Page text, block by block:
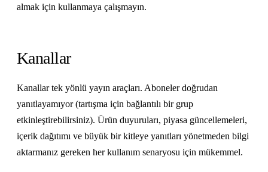
almak için kullanmaya çalışmayın.
Kanallar
Kanallar tek yönlü yayın araçları. Aboneler doğrudan
yanıtlayamıyor (tartışma için bağlantılı bir grup
etkinleştirebilirsiniz). Ürün duyuruları, piyasa güncellemeleri,
içerik dağıtımı ve büyük bir kitleye yanıtları yönetmeden bilgi
aktarmanız gereken her kullanım senaryosu için mükemmel.